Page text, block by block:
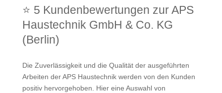
⭐ 5 Kundenbewertungen zur APS
Haustechnik GmbH & Co. KG
(Berlin)
Die Zuverlässigkeit und die Qualität der ausgeführten
Arbeiten der APS Haustechnik werden von den Kunden
positiv hervorgehoben. Hier eine Auswahl von